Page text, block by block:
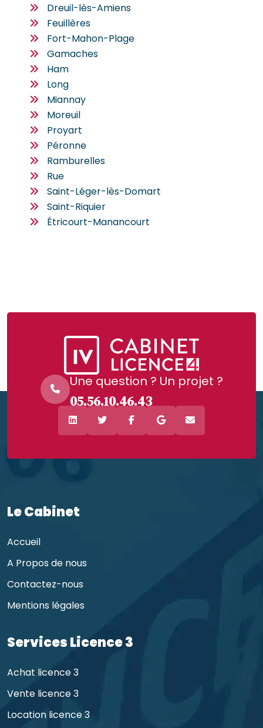
Dreuil-lès-Amiens
Feuillères
Fort-Mahon-Plage
Gamaches
Ham
Long
Miannay
Moreuil
Proyart
Péronne
Ramburelles
Rue
Saint-Léger-lès-Domart
Saint-Riquier
Étricourt-Manancourt
Une question ? Un projet ?
05.56.10.46.43
Le Cabinet
Accueil
A Propos de nous
Contactez-nous
Mentions légales
Services Licence 3
Achat licence 3
Vente licence 3
Location licence 3